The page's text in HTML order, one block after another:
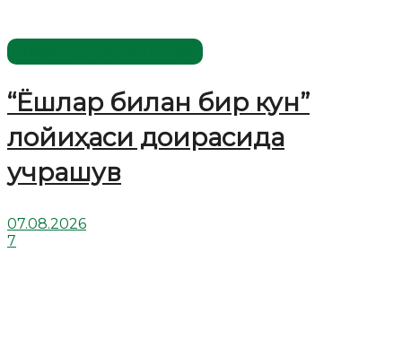
“Ёшлар билан бир кун”
лойиҳаси доирасида
учрашув
07.08.2026
7